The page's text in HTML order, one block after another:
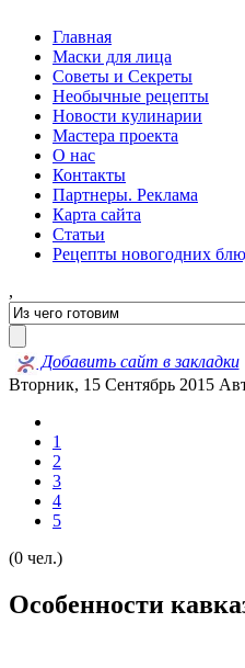
Главная
Маски для лица
Советы и Секреты
Необычные рецепты
Новости кулинарии
Мастера проекта
О нас
Контакты
Партнеры. Реклама
Карта сайта
Статьи
Рецепты новогодних
,
Добавить сайт в закладки
Вторник, 15 Сентябрь 2015
1
2
3
4
5
(0 чел.)
Особенности